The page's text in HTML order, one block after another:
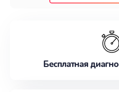
обслуживание,
наилучшим образом. Не
Бесплатная